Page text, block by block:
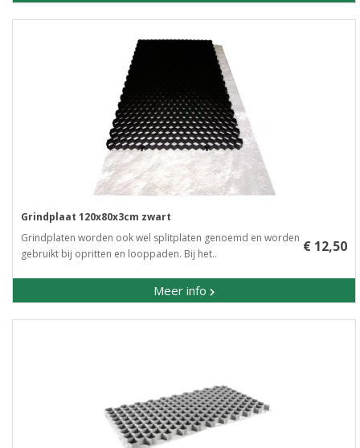
Grindplaat 120x80x3cm zwart
Grindplaten worden ook wel splitplaten genoemd en worden
gebruikt bij opritten en looppaden. Bij het..
Meer info
€ 12,50